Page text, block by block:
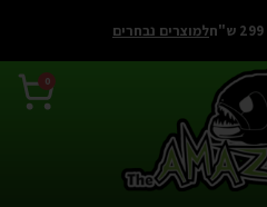
למוצרים נבחרים
0